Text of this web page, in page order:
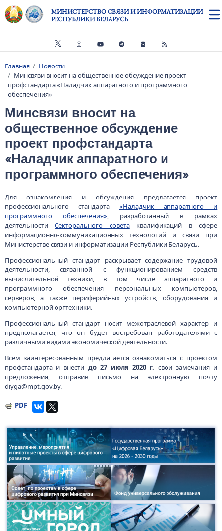
Перейти к основному содержанию
МИНИСТЕРСТВО СВЯЗИ И ИНФОРМАТИЗАЦИИ
РЕСПУБЛИКИ БЕЛАРУСЬ
Строка навигации
Главная
Новости
Минсвязи вносит на общественное обсуждение проект
профстандарта «Наладчик аппаратного и программного
обеспечения»
Минсвязи вносит на
общественное обсуждение
проект профстандарта
«Наладчик аппаратного и
программного обеспечения»
Для ознакомления и обсуждения предлагается проект
профессионального стандарта «Наладчик аппаратного и
программного обеспечения», разработанный в рамках
деятельностиСекторального советаквалификаций в сфере
информационно-коммуникационных технологий и связи при
Министерстве связи и информатизации Республики Беларусь.
Профессиональный стандарт раскрывает содержание трудовой
деятельности, связанной с функционированием средств
вычислительной техники, в том числе аппаратного и
программного обеспечения персональных компьютеров,
серверов, а также периферийных устройств, оборудования и
компьютерной оргтехники.
Профессиональный стандарт носит межотраслевой характер и
предполагается, что он будет востребован работодателями с
различными видами экономической деятельности.
Всем заинтересованным предлагается ознакомиться с проектом
профстандарта и внести до 27 июля 2020 г. свои замечания и
предложения, отправив письмо на электронную почту
diyga@mpt.gov.by.
PDF